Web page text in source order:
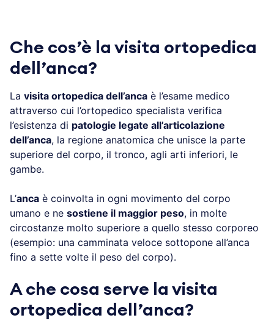
Che cos’è la visita ortopedica
dell’anca?
La visita ortopedica dell’anca è l’esame medico
attraverso cui l’ortopedico specialista verifica
l’esistenza di patologie legate all’articolazione
dell’anca, la regione anatomica che unisce la parte
superiore del corpo, il tronco, agli arti inferiori, le
gambe.
L’anca è coinvolta in ogni movimento del corpo
umano e ne sostiene il maggior peso, in molte
circostanze molto superiore a quello stesso corporeo
(esempio: una camminata veloce sottopone all’anca
fino a sette volte il peso del corpo).
A che cosa serve la visita
ortopedica dell’anca?